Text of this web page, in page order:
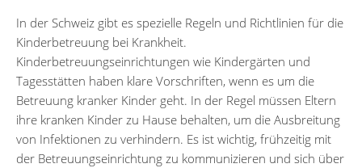
In der Schweiz gibt es spezielle Regeln und Richtlinien für die
Kinderbetreuung bei Krankheit.
Kinderbetreuungseinrichtungen wie Kindergärten und
Tagesstätten haben klare Vorschriften, wenn es um die
Betreuung kranker Kinder geht. In der Regel müssen Eltern
ihre kranken Kinder zu Hause behalten, um die Ausbreitung
von Infektionen zu verhindern. Es ist wichtig, frühzeitig mit
der Betreuungseinrichtung zu kommunizieren und sich über